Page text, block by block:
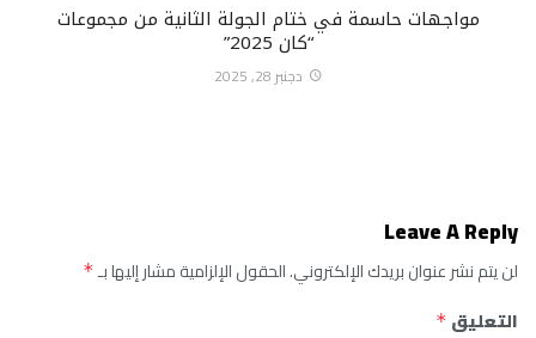
مواجهات حاسمة في ختام الجولة الثانية من مجموعات
“كان 2025”
دجنبر 28, 2025
Leave A Reply
لن يتم نشر عنوان بريدك الإلكتروني.الحقول الإلزامية مشار إليها بـ*
التعليق *